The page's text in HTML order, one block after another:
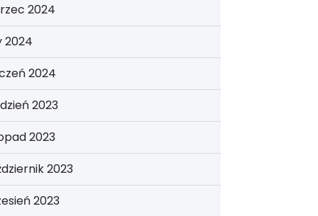
2024
2024
2024
2023
2023
2023
2023